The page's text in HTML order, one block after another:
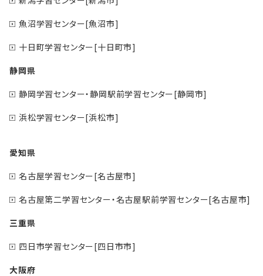
魚沼学習センター[魚沼市]
十日町学習センター[十日町市]
静岡県
静岡学習センター・静岡駅前学習センター[静岡市]
浜松学習センター[浜松市]
愛知県
名古屋学習センター[名古屋市]
名古屋第二学習センター・名古屋駅前学習センター[名古屋市]
三重県
四日市学習センター[四日市市]
大阪府